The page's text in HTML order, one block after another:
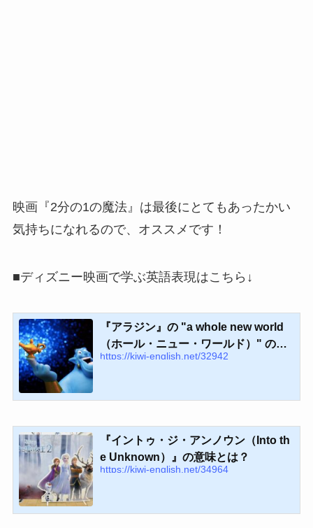
映画『2分の1の魔法』は最後にとてもあったかい
気持ちになれるので、オススメです！
■ディズニー映画で学ぶ英語表現はこちら↓
『アラジン』の "a whole new world
（ホール・ニュー・ワールド）" の意
味とは？
https://kiwi-english.net/32942
『イントゥ・ジ・アンノウン（Into th
e Unknown）』の意味とは？
https://kiwi-english.net/34964